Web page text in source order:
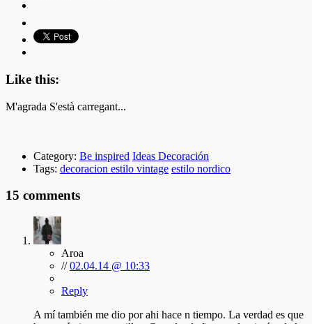
Like this:
M'agrada S'està carregant...
Category: Be inspired Ideas Decoración
Tags: decoracion estilo vintage estilo nordico
15 comments
Aroa
//02.04.14 @ 10:33
Reply
A mí también me dio por ahi hace n tiempo. La verdad es que